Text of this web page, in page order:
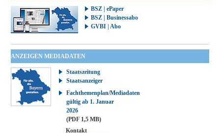
BSZ | ePaper
BSZ | Businessabo
GVBI | Abo
ANZEIGEN MEDIADATEN
Staatszeitung
Staatsanzeiger
Fachthemenplan/Mediadaten
gültig ab 1. Januar
2026
(PDF 1,5 MB)
Kontakt